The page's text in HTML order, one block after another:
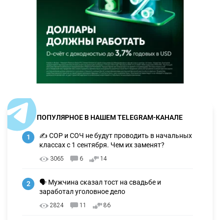
ПОПУЛЯРНОЕ В НАШЕМ TELEGRAM-КАНАЛЕ
1
✍️ СОР и СОЧ не будут проводить в начальных
классах с 1 сентября. Чем их заменят?
3065 6 14
2
🗣 Мужчина сказал тост на свадьбе и
заработал уголовное дело
2824 11 86